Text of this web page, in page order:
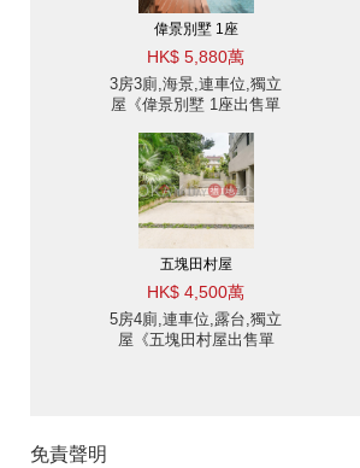
偉景別墅 1座
HK$ 5,880萬
3房3廁,海景,連車位,獨立
屋《偉景別墅 1座出售單
五塊田村屋
HK$ 4,500萬
5房4廁,連車位,露台,獨立
屋《五塊田村屋出售單
免責聲明